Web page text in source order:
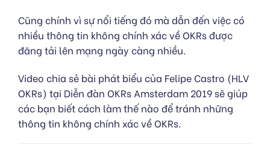
Cũng chính vì sự nổi tiếng đó mà dẫn đến việc có
nhiều thông tin không chính xác về OKRs được
đăng tải lên mạng ngày càng nhiều.
Video chia sẻ bài phát biểu của Felipe Castro (HLV
OKRs) tại Diễn đàn OKRs Amsterdam 2019 sẽ giúp
các bạn biết cách làm thế nào để tránh những
thông tin không chính xác về OKRs.